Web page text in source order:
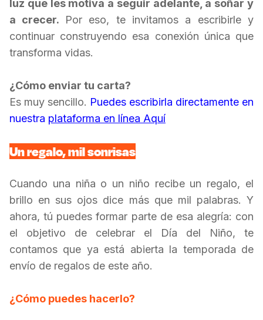
luz que les motiva a seguir adelante, a soñar y
a crecer.
Por eso, te invitamos a escribirle y
continuar construyendo esa conexión única que
transforma vidas.
¿Cómo enviar tu carta?
Es muy sencillo. Puedes escribirla directamente en
nuestra plataforma en línea Aquí
Un regalo, mil sonrisas
Cuando una niña o un niño recibe un regalo, el
brillo en sus ojos dice más que mil palabras. Y
ahora, tú puedes formar parte de esa alegría: con
el objetivo de celebrar el Día del Niño, te
contamos que ya está abierta la temporada de
envío de regalos de este año.
¿Cómo puedes hacerlo?